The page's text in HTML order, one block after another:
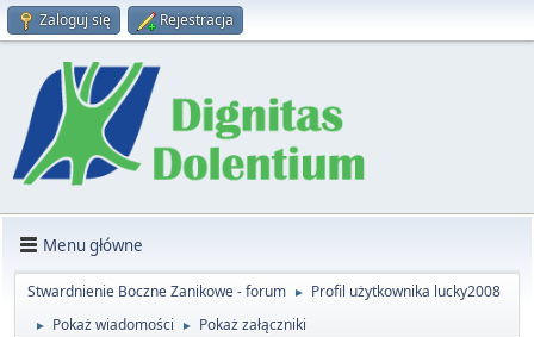
Zaloguj się Rejestracja
Menu główne
Stwardnienie Boczne Zanikowe - forum ► Profil użytkownika lucky2008
► Pokaż wiadomości ► Pokaż załączniki